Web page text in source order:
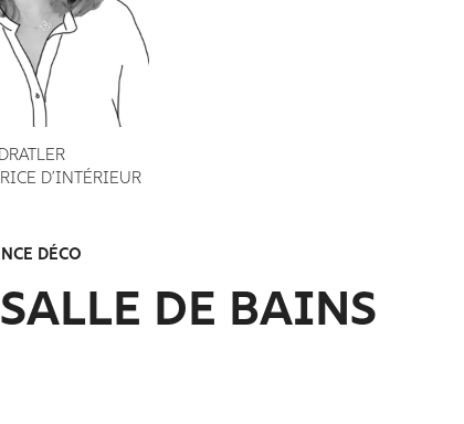
D’INTÉRIEUR
DÉCO
DE BAINS